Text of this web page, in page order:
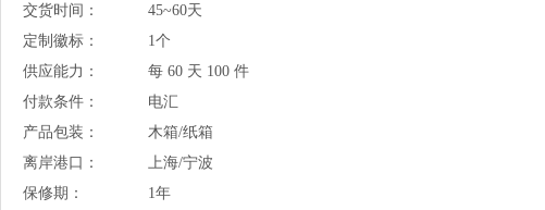
交货时间：
45~60天
定制徽标：
1个
供应能力：
每 60 天 100 件
付款条件：
电汇
产品包装：
木箱/纸箱
离岸港口：
上海/宁波
保修期：
1年